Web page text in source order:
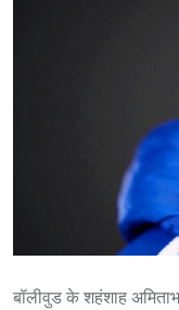
बॉलीवुड के शहंशाह